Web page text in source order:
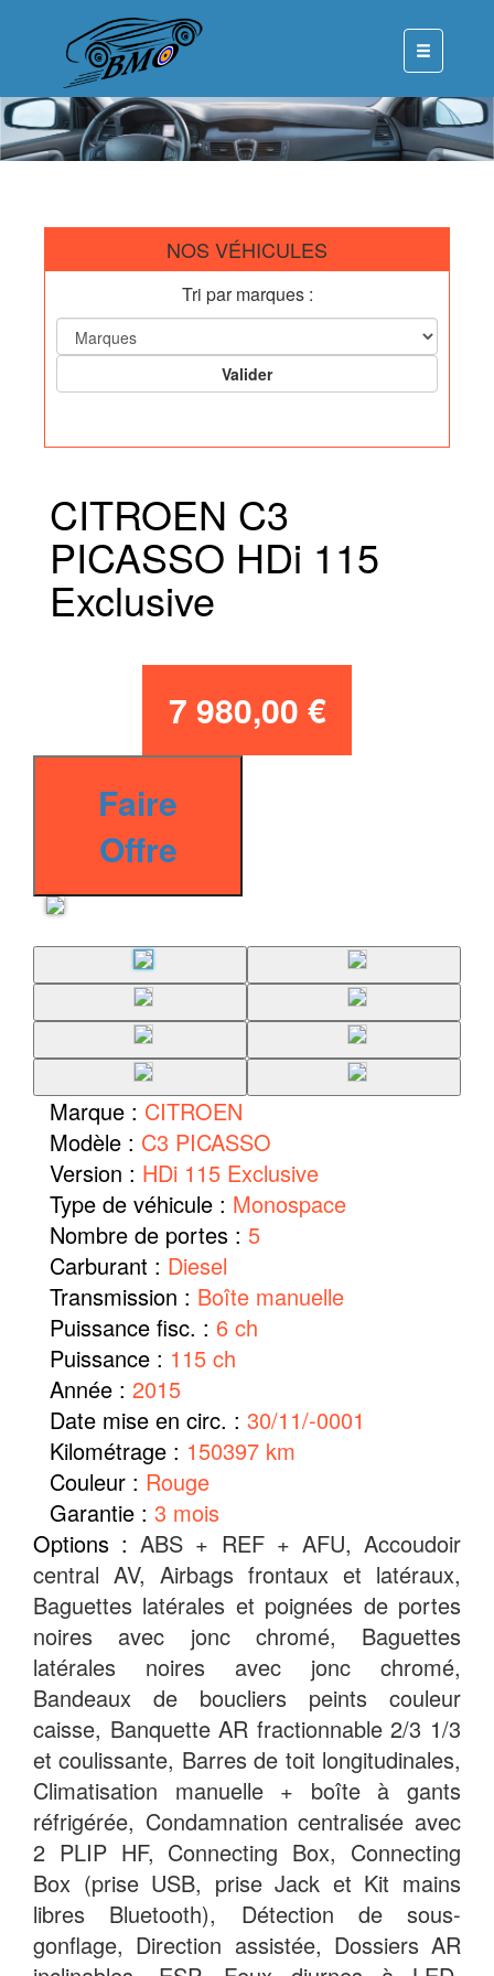
NOS VÉHICULES
Tri par marques :
CITROEN C3
PICASSO HDi 115
Exclusive
7 980,00 €
Faire
Offre
Marque : CITROEN
Modèle : C3 PICASSO
Version : HDi 115 Exclusive
Type de véhicule : Monospace
Nombre de portes : 5
Carburant : Diesel
Transmission : Boîte manuelle
Puissance fisc. : 6 ch
Puissance : 115 ch
Année : 2015
Date mise en circ. : 30/11/-0001
Kilométrage : 150397 km
Couleur : Rouge
Garantie : 3 mois
Options :ABS + REF + AFU, Accoudoir
central AV, Airbags frontaux et latéraux,
Baguettes latérales et poignées de portes
noires avec jonc chromé, Baguettes
latérales noires avec jonc chromé,
Bandeaux de boucliers peints couleur
caisse, Banquette AR fractionnable 2/3 1/3
et coulissante, Barres de toit longitudinales,
Climatisation manuelle + boîte à gants
réfrigérée, Condamnation centralisée avec
2 PLIP HF, Connecting Box, Connecting
Box (prise USB, prise Jack et Kit mains
libres Bluetooth), Détection de sous-
gonflage, Direction assistée, Dossiers AR